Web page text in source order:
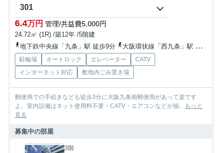
301
6.4万円 管理/共益費5,000円
24.72㎡ (1R) /築12年 /5階建
地下鉄中央線「九条」駅 徒歩9分
大阪環状線「西九条」駅 徒歩12分
駐輪場 オートロック エレベーター
CATV
インターネット対応
敷地内ごみ置き場
郵便局での手続きなども徒歩3分に大阪九条南郵便局があって楽です
よ。室内設備はネット使用料不要・CATV・エアコンなどが揃... もっと
見る
募集中の部屋
3階